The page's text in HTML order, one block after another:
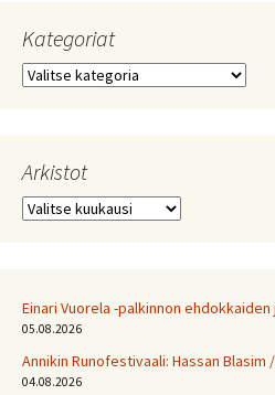
Kategoriat
Kategoriat
Arkistot
Arkistot
Einari Vuorela -palkinnon
05.08.2026
Annikin Runofestivaali: Has­san Bla­sim
04.08.2026